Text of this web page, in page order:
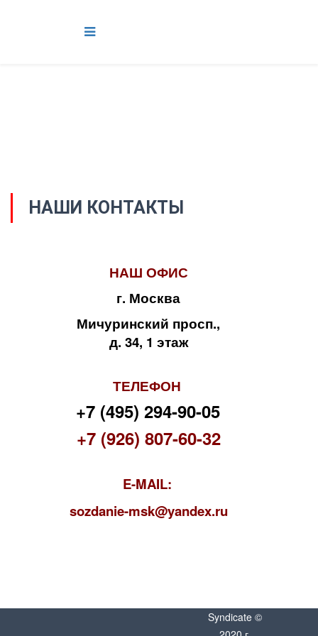
НАШИ КОНТАКТЫ
НАШ ОФИС
г. Москва
Мичуринский просп.,
д. 34, 1 этаж
ТЕЛЕФОН
+7 (495) 294-90-05
+7 (926) 807-60-32
E-MAIL:
sozdanie-msk@yandex.ru
Syndicate ©